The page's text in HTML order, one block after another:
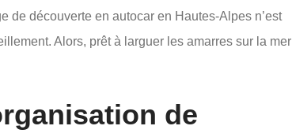
de découverte en autocar en Hautes-Alpes n’est
Alors, prêt à larguer les amarres sur la mer
de